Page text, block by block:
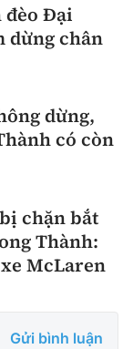
đèo Đại
dừng chân
dừng,
có còn
chặn bắt
Thành:
McLaren
Gửi bình luận